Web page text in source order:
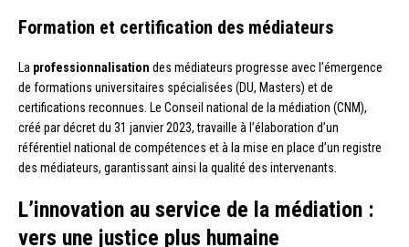
Formation et certification des médiateurs
La professionnalisation des médiateurs progresse avec l’émergence
de formations universitaires spécialisées (DU, Masters) et de
certifications reconnues. Le Conseil national de la médiation (CNM),
créé par décret du 31 janvier 2023, travaille à l’élaboration d’un
référentiel national de compétences et à la mise en place d’un registre
des médiateurs, garantissant ainsi la qualité des intervenants.
L’innovation au service de la médiation :
vers une justice plus humaine